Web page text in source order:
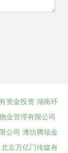
资金投资 湖南环
业管理有限公司
公司 潍坊腾瑞金
北京万亿门传媒有